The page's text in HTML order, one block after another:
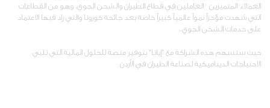
العملاء المتميزين العاملين في قطاع الطيران والشحن الجوي، وهو من القطاعات
التي شهدت مؤخراً نمواً عالمياً كبيراً خاصة بعد جائحة كورونا والتي زاد فيها الاعتماد
على خدمات الشحن الجوي.
حيث ستسهم هذه الشراكة مع "إياتا" بتوفير منصة للحلول المالية التي تلبي
الاحتياجات الديناميكية لصناعة الطيران في الأردن.